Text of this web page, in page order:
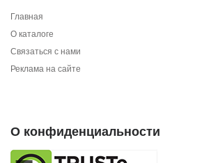
Главная
О каталоге
Связаться с нами
Реклама на сайте
О конфиденциальности